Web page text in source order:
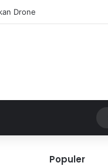
Populer